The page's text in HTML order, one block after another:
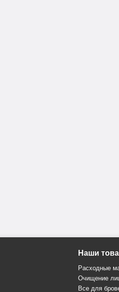
Наши
Расходные
Очищение
Все для